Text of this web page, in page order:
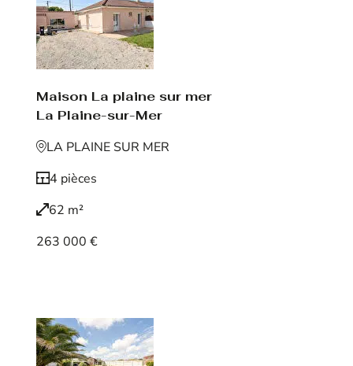
Maison La plaine sur mer
La Plaine-sur-Mer
LA PLAINE SUR MER
4 pièces
62 m²
263 000 €